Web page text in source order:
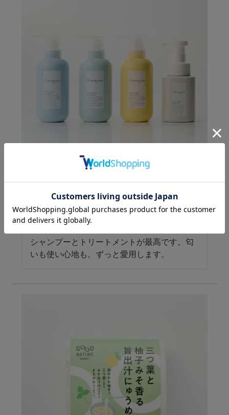
2023/12/02
シャンプーとトリートメントが最高です。匂
いも使い心地も。ずっと愛用します。